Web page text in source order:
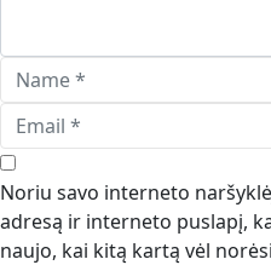
Noriu savo interneto
adresą ir interneto puslapį,
naujo, kai kitą kartą vėl